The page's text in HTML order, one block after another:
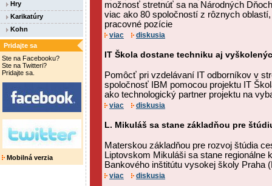
Hry
Karikatúry
Kohn
Pridajte sa
Ste na Facebooku?
Ste na Twitteri?
Pridajte sa.
Mobilná verzia
možnosť stretnúť sa na Národných
viac ako 80 spoločností z rôznych
pracovné pozície
viac diskusia
IT Škola dostane techniku aj
Pomôcť pri vzdelávaní IT odborníkov v
spoločnosť IBM pomocou projektu IT
ako technologický partner projektu na
viac diskusia
L. Mikuláš sa stane základňou pre
Materskou základňou pre rozvoj štúdia
Liptovskom Mikuláši sa stane regionálne
Bankového inštitútu vysokej školy Praha
viac diskusia